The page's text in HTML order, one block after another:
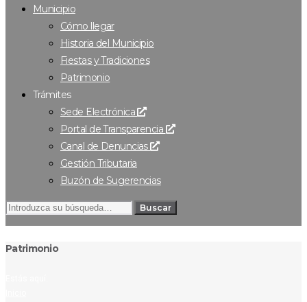
Municipio
Cómo llegar
Historia del Municipio
Fiestas y Tradiciones
Patrimonio
Trámites
Sede Electrónica
Portal de Transparencia
Canal de Denuncias
Gestión Tributaria
Buzón de Sugerencias
Buscar
Patrimonio